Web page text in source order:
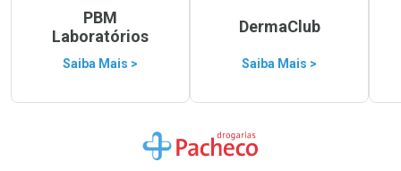
PBM
Laboratórios
Saiba Mais >
DermaClub
Saiba Mais >
Ir para a Home